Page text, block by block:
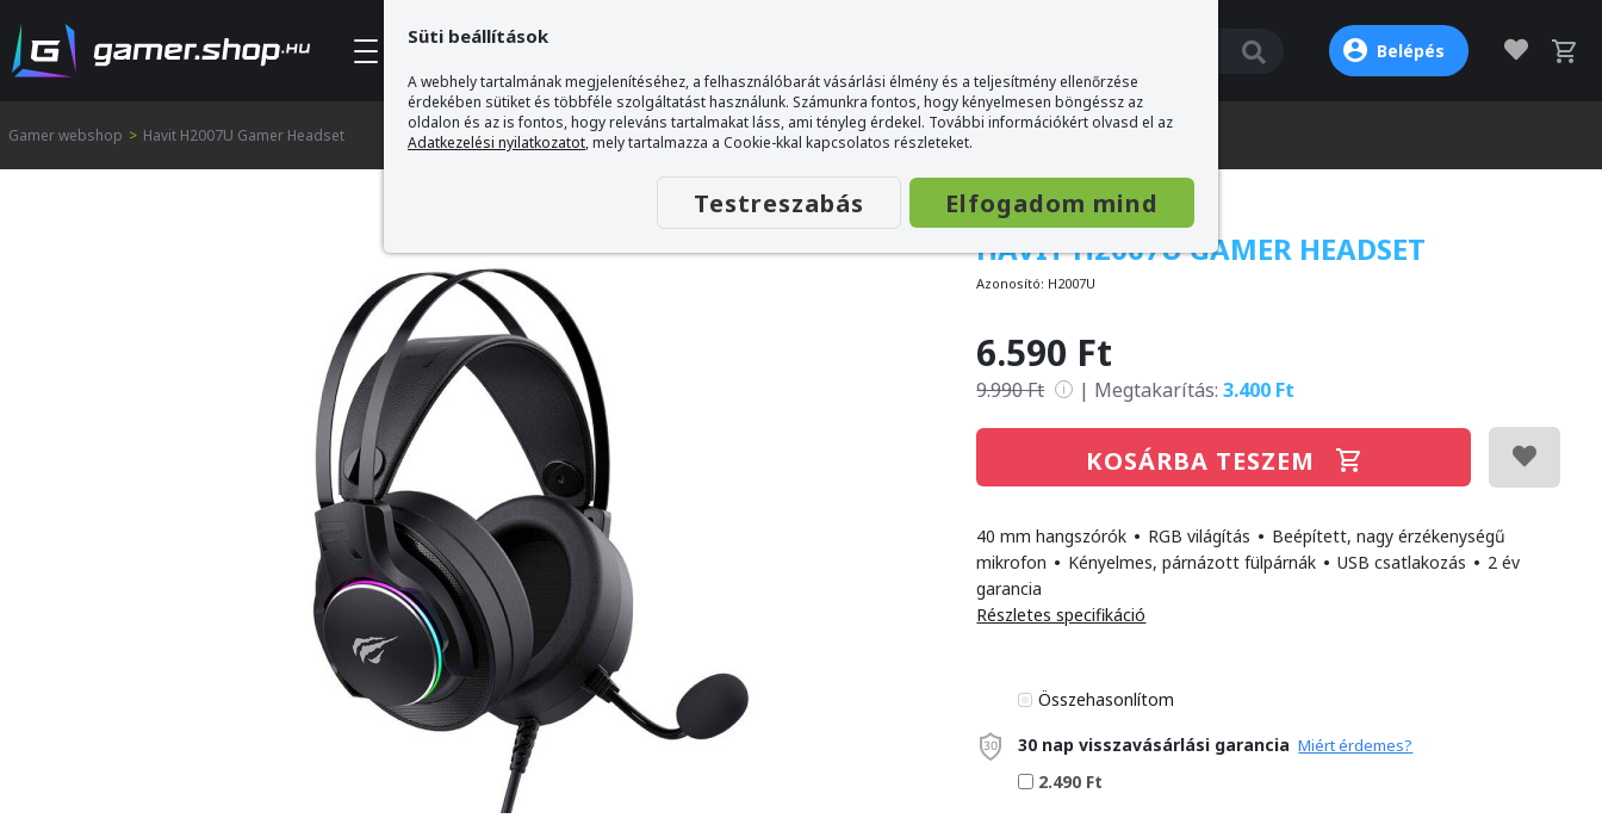
Belépés
Kategóriák
Gamer webshop > Havit H2007U Gamer Headset
HAVIT H2007U GAMER HEADSET
Azonosító: H2007U
6.590 Ft
9.990 Ft i | Megtakarítás:3.400 Ft
KOSÁRBA TESZEM
40 mm hangszórók • RGB világítás • Beépített, nagy érzékenységű
mikrofon • Kényelmes, párnázott fülpárnák • USB csatlakozás • 2 év
garancia
Részletes specifikáció
Összehasonlítom
30 nap visszavásárlási garancia Miért érdemes?
2.490 Ft
Süti beállítások
A webhely tartalmának megjelenítéséhez, a felhasználóbarát vásárlási élmény és a teljesítmény ellenőrzése
érdekében sütiket és többféle szolgáltatást használunk. Számunkra fontos, hogy kényelmesen böngéssz az
oldalon és az is fontos, hogy releváns tartalmakat láss, ami tényleg érdekel. További információkért olvasd el az
Adatkezelési nyilatkozatot, mely tartalmazza a Cookie-kkal kapcsolatos részleteket.
Testreszabás Elfogadom mind